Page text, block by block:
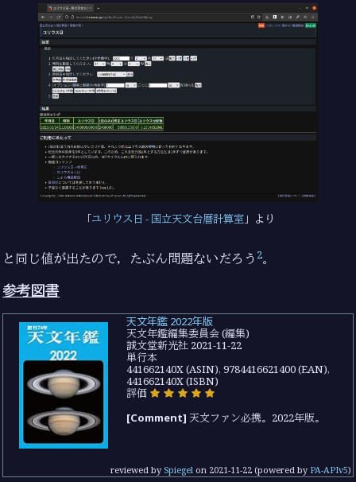
ユリウス日 - 国立天文台暦計算室 より
と同じ値が出たので，たぶん問題ないだろう 2。
参考図書
天文年鑑 2022年版
天文年鑑編集委員会 (編集)
誠文堂新光社 2021-11-22
単行本
441662140X (ASIN), 9784416621400 (EAN),
441662140X (ISBN)
評価
[Comment] 天文ファン必携。2022年版。
reviewed by Spiegel on 2021-11-22(powered by PA-APIv5)